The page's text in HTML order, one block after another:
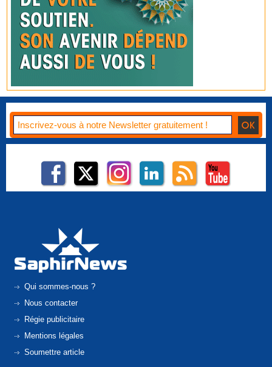
Qui sommes-nous ?
Nous contacter
Régie publicitaire
Mentions légales
Soumettre article